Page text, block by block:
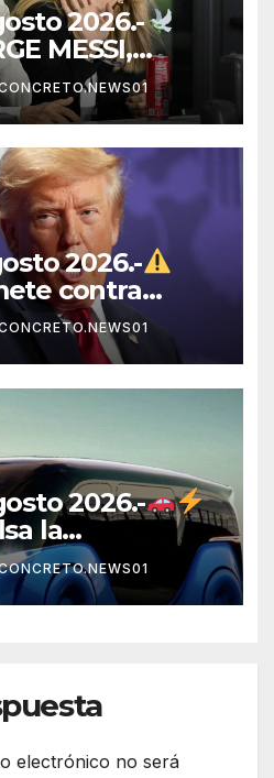
2026.-
MESSI,
A LOS 68
2026.-
contra
y otras
supuestos
2026.-
la
con
vehículo
junto al
electrónico no será